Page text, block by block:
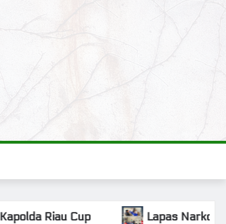
Assessment ODHA dan NAPZA bagi